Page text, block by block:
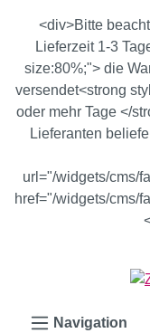
Zum Hauptinhalt
<div>Bitte
Lieferzeit 1-3
size:80%;"> die
versendet<strong
oder mehr Tage </
Lieferanten
url="/widgets/cms/
href="/widgets/cms/
Navigation